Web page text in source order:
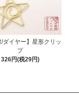
ダイヤー】星形クリッ
プ
326円(税29円)